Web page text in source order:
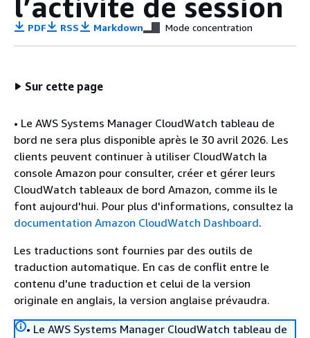
PDF RSS Markdown Mode concentration
Sur cette page
• Le AWS Systems Manager CloudWatch tableau de
bord ne sera plus disponible après le 30 avril 2026. Les
clients peuvent continuer à utiliser CloudWatch la
console Amazon pour consulter, créer et gérer leurs
CloudWatch tableaux de bord Amazon, comme ils le
font aujourd'hui. Pour plus d'informations, consultez la
documentation Amazon CloudWatch Dashboard.
Les traductions sont fournies par des outils de
traduction automatique. En cas de conflit entre le
contenu d'une traduction et celui de la version
originale en anglais, la version anglaise prévaudra.
• Le AWS Systems Manager CloudWatch tableau de